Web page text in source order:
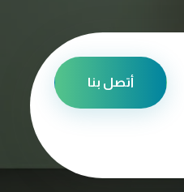
أتصل بنا